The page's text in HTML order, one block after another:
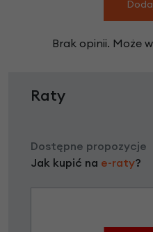
Brak opinii. Może
Raty
Dostępne propozycje
Jak kupić na e-raty?